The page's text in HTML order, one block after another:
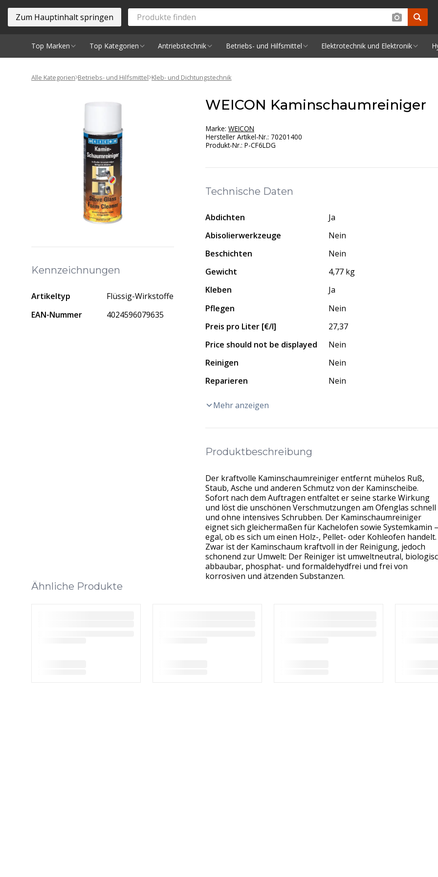
Zum Hauptinhalt springen
Top Marken Top Kategorien Antriebstechnik Betriebs- und Hilfsmittel Elektrotechnik und Elektronik
Alle Kategorien Betriebs- und Hilfsmittel Kleb- und Dichtungstechnik
WEICON Kaminschaumreiniger
Marke:WEICON
Hersteller Artikel-Nr.: 70201400
Produkt-Nr.:P-CF6LDG
Technische Daten
Abdichten
Ja
Abisolierwerkzeuge
Nein
Beschichten
Nein
Gewicht
4,77 kg
Kleben
Ja
Pflegen
Nein
Preis pro Liter [€/l]
27,37
Price should not be displayed
Nein
Reinigen
Nein
Reparieren
Nein
Mehr anzeigen
Produktbeschreibung
Der kraftvolle Kaminschaumreiniger entfernt mühelos Ruß,
Staub, Asche und anderen Schmutz von der Kaminscheibe.
Sofort nach dem Auftragen entfaltet er seine starke Wirkung
und löst die unschönen Verschmutzungen am Ofenglas schnell
und ohne intensives Schrubben. Der Kaminschaumreiniger
eignet sich gleichermaßen für Kachelofen sowie Systemkamin
egal, ob es sich um einen Holz-, Pellet- oder Kohleofen handelt.
Zwar ist der Kaminschaum kraftvoll in der Reinigung, jedoch
schonend zur Umwelt: Der Reiniger ist umweltneutral,
abbaubar, phosphat- und formaldehydfrei und frei von
korrosiven und ätzenden Substanzen.
Kennzeichnungen
Artikeltyp
Flüssig-Wirkstoffe
EAN-Nummer
4024596079635
Ähnliche Produkte